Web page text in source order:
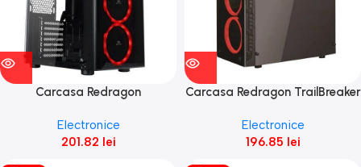
Carcasa Redragon
Electronice
201.82 lei
Carcasa Redragon TrailBreaker
Electronice
196.85 lei